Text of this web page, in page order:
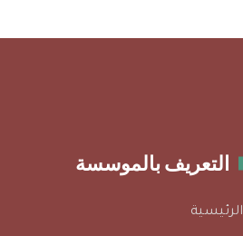
التعريف بالموسسة
الرئيسية